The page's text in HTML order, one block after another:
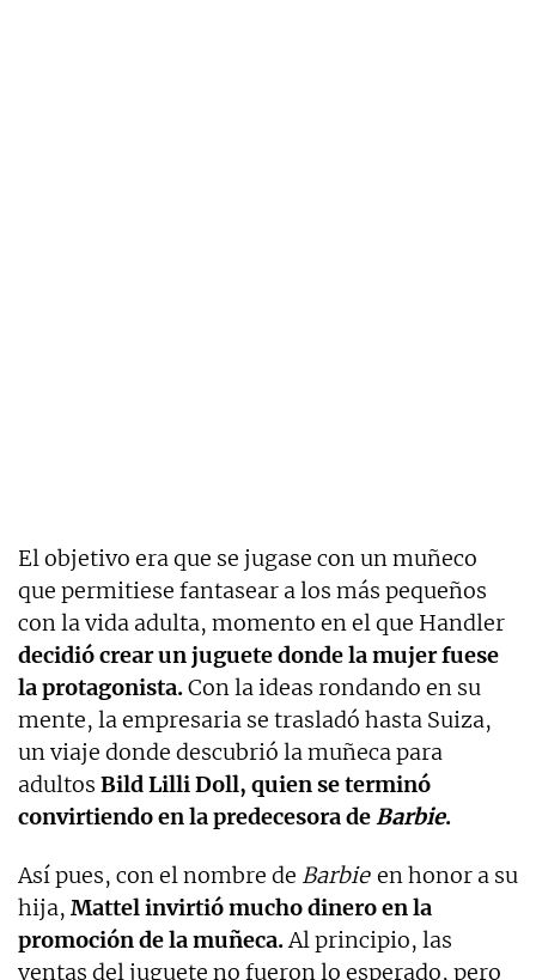
El objetivo era que se jugase con un muñeco
que permitiese fantasear a los más pequeños
con la vida adulta, momento en el que Handler
decidió crear un juguete donde la mujer fuese
la protagonista.Con la ideas rondando en su
mente, la empresaria se trasladó hasta Suiza,
un viaje donde descubrió la muñeca para
adultos Bild Lilli Doll, quien se terminó
convirtiendo en la predecesora deBarbie.
Así pues, con el nombre de Barbie en honor a su
hija, Mattel invirtió mucho dinero en la
promoción de la muñeca.Al principio, las
ventas del juguete no fueron lo esperado, pero